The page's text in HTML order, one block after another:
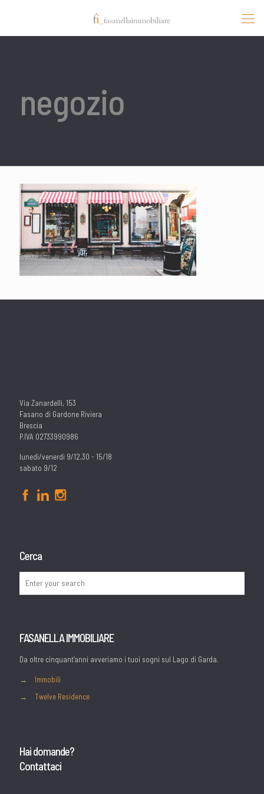
negozio
Via Zanardelli, 153
Fasano di Gardone Riviera
Brescia
P.IVA 02733990986
lunedì/venerdì 9/12,30 - 15/18
sabato 9/12
Cerca
FASANELLA IMMOBILIARE
Da oltre cinquant’anni avveriamo i tuoi sogni sul Lago di Garda.
→
Immobili
→
Twelve Residence
Hai domande?
Contattaci